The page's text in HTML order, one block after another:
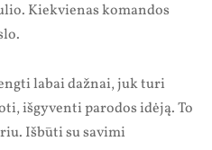
Kiekvienas komandos
labai dažnai, juk turi
išgyventi parodos idėją. To
Išbūti su savimi